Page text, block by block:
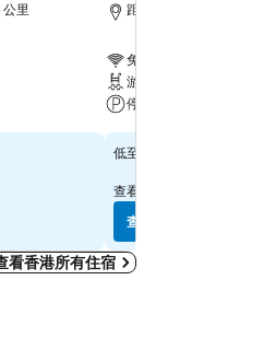
里 距離Grand Tower 6.7 公里
免費 Wi-Fi
游泳池
停車場
查看價格
低至
查看
查看價格
看香港所有住宿